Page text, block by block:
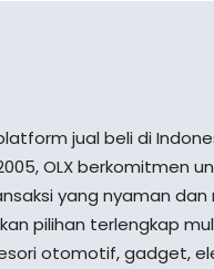
jual beli di
OLX berkomitmen
yang nyaman dan
pilihan terlengkap
otomotif, gadget,